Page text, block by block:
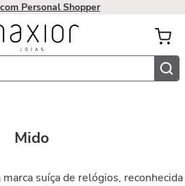
Personal Shopper
Mido
suíça de relógios, reconhecida